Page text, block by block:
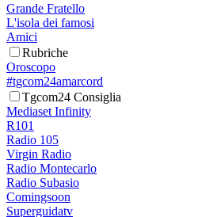
Grande Fratello
L'isola dei famosi
Amici
Rubriche
Oroscopo
#tgcom24amarcord
Tgcom24 Consiglia
Mediaset Infinity
R101
Radio 105
Virgin Radio
Radio Montecarlo
Radio Subasio
Comingsoon
Superguidatv